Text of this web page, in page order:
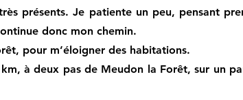
présents. Je patiente un peu, pensant
donc mon chemin.
pour m’éloigner des habitations.
à deux pas de Meudon la Forêt, sur un